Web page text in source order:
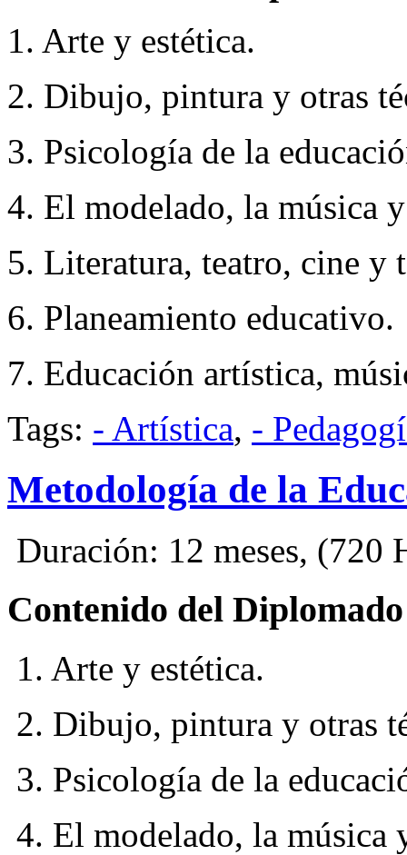
1. Arte y estética.
2. Dibujo, pintura y otras
3. Psicología de la
4. El modelado, la música
5. Literatura, teatro, cine y
6. Planeamiento educativo.
7. Educación artística,
Tags: - Artística, -
Metodología de la
Duración: 12 meses, (720
Contenido del
1. Arte y estética.
2. Dibujo, pintura y otras
3. Psicología de la
4. El modelado, la música